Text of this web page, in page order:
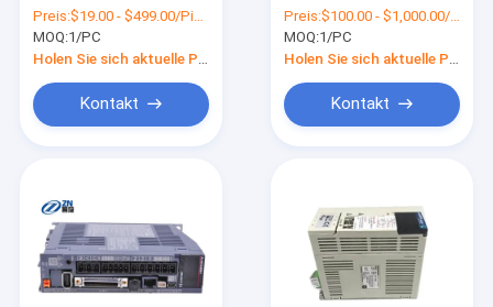
Antriebs-Verstärker-
3kW MR-JE-300C
STO
Preis:$19.00 - $499.00/Pieces
MOQ:1/PC
Kontakt
Phasen-50W für
CNC-Kontrollsystem
Preis:$100.00 - $1,000.00/Sets
MOQ:1/PC
Kontakt